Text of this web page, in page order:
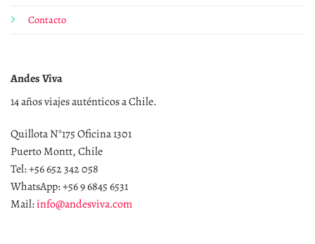
Contacto
Andes Viva
14 años viajes auténticos a Chile.
Quillota N°175 Oficina 1301
Puerto Montt, Chile
Tel: +56 652 342 058
WhatsApp: +56 9 6845 6531
Mail:info@andesviva.com